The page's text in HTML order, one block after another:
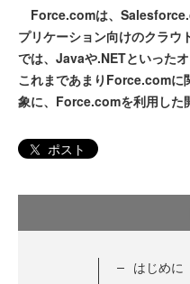
Force.comは、
プリケーション向けのクラウ
では、Javaや.NETといった
これまであまりForce.comに
象に、Force.comを利用した
ポスト
はじめに